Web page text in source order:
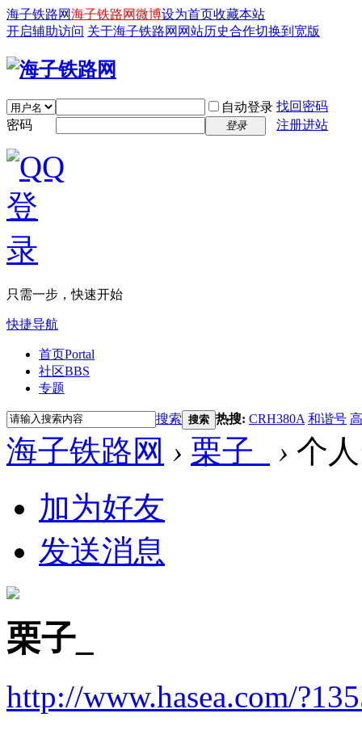
海子铁路网海子铁路网微博设为首页收藏本站
开启辅助访问 关于海子铁路网 网站历史合作切换到宽版
自动登录 找回密码
密码
登录 注册进站
只需一步，快速开始
快捷导航
首页Portal
社区BBS
专题
搜索 搜索 热搜: CRH380A 和谐号
海子铁路网 › 栗子_ › 个
加为好友
发送消息
栗子_
http://www.hasea.com/